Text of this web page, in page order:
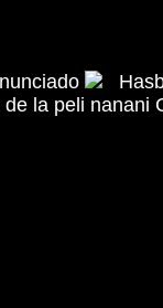
la peli nanani